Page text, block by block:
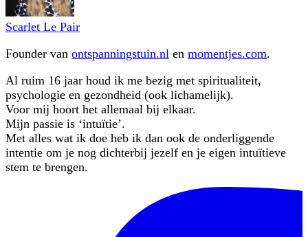
Scarlet Le Pair
Founder van ontspanningstuin.nl en momentjes.com.
Al ruim 16 jaar houd ik me bezig met spiritualiteit,
psychologie en gezondheid (ook lichamelijk).
Voor mij hoort het allemaal bij elkaar.
Mijn passie is ‘intuïtie’.
Met alles wat ik doe heb ik dan ook de onderliggende
intentie om je nog dichterbij jezelf en je eigen intuïtieve
stem te brengen.